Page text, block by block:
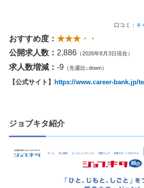
口コミ： キ
おすすめ度： ★★★・・
公開求人数： 2,886 （2026年8月3日現在）
求人数増減： -9 （先週比↓down）
【公式サイト】 https://www.career-bank.jp/
ジョブキタ紹介